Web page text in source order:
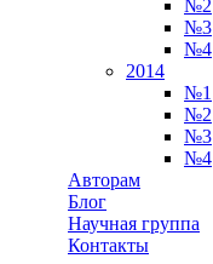
№2
№3
№4
2014
№1
№2
№3
№4
Авторам
Блог
Научная группа
Контакты